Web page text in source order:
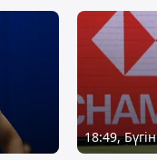
18:49, Бүгін